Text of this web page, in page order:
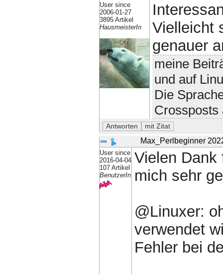
User since
2006-01-27
3895 Artikel
HausmeisterIn
Vielleicht
genauer
meine
und auf
Die
Max_Perlbeginner
User since
2016-04-04
107 Artikel
BenutzerIn
Vielen Dank
mich sehr
@Linuxer:
verwendet
Fehler bei